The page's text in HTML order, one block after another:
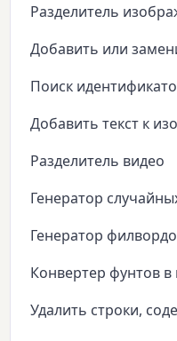
Разделитель
Добавить или
Поиск
Добавить текст к
Разделитель видео
Генератор
Генератор
Конвертер фунтов
Удалить строки,